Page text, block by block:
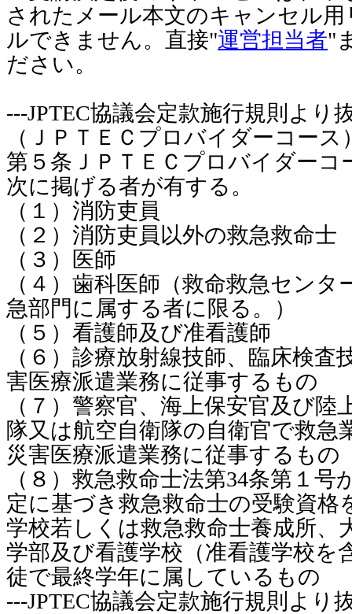
されたメール本文のキャンセル
ルできません。直接"運営担当者"
ださい。
---JPTEC協議会定款施行規則より
（ＪＰＴＥＣプロバイダーコース
第５条ＪＰＴＥＣプロバイダーコ
次に掲げる者が有する。
（１）消防吏員
（２）消防吏員以外の救急救命士
（３）医師
（４）歯科医師（救命救急セン
急部門に属する者に限る。）
（５）看護師及び准看護師
（６）診療放射線技師、臨床検査
害医療派遣業務に従事するもの
（７）警察官、海上保安官及び陸
隊又は航空自衛隊の自衛官で救急
災害医療派遣業務に従事するもの
（８）救急救命士法第34条第１
定に基づき救急救命士の受験資格
学校若しくは救急救命士養成所、
学部及び看護学校（准看護学校を
徒で最終学年に属しているもの
---JPTEC協議会定款施行規則より